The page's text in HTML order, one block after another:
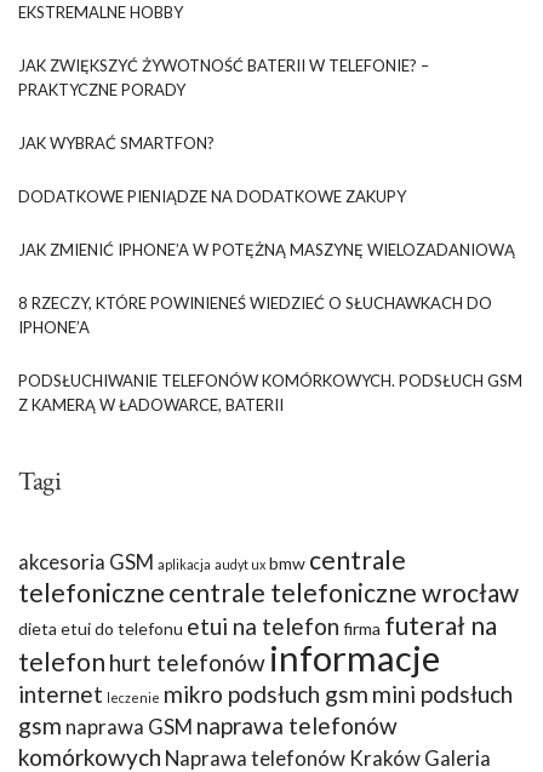
EKSTREMALNE HOBBY
JAK ZWIĘKSZYĆ ŻYWOTNOŚĆ BATERII W TELEFONIE? –
PRAKTYCZNE PORADY
JAK WYBRAĆ SMARTFON?
DODATKOWE PIENIĄDZE NA DODATKOWE ZAKUPY
JAK ZMIENIĆ IPHONE’A W POTĘŻNĄ MASZYNĘ WIELOZADANIOWĄ
8 RZECZY, KTÓRE POWINIENEŚ WIEDZIEĆ O SŁUCHAWKACH DO
IPHONE’A
PODSŁUCHIWANIE TELEFONÓW KOMÓRKOWYCH. PODSŁUCH GSM
Z KAMERĄ W ŁADOWARCE, BATERII
Tagi
akcesoria GSM aplikacja audyt ux bmw centrale
telefoniczne centrale telefoniczne wrocław
dieta etui do telefonu etui na telefon firma futerał na
telefon hurt telefonów informacje
internet leczenie mikro podsłuch gsm mini podsłuch
gsm naprawa GSM naprawa telefonów
komórkowych Naprawa telefonów Kraków Galeria